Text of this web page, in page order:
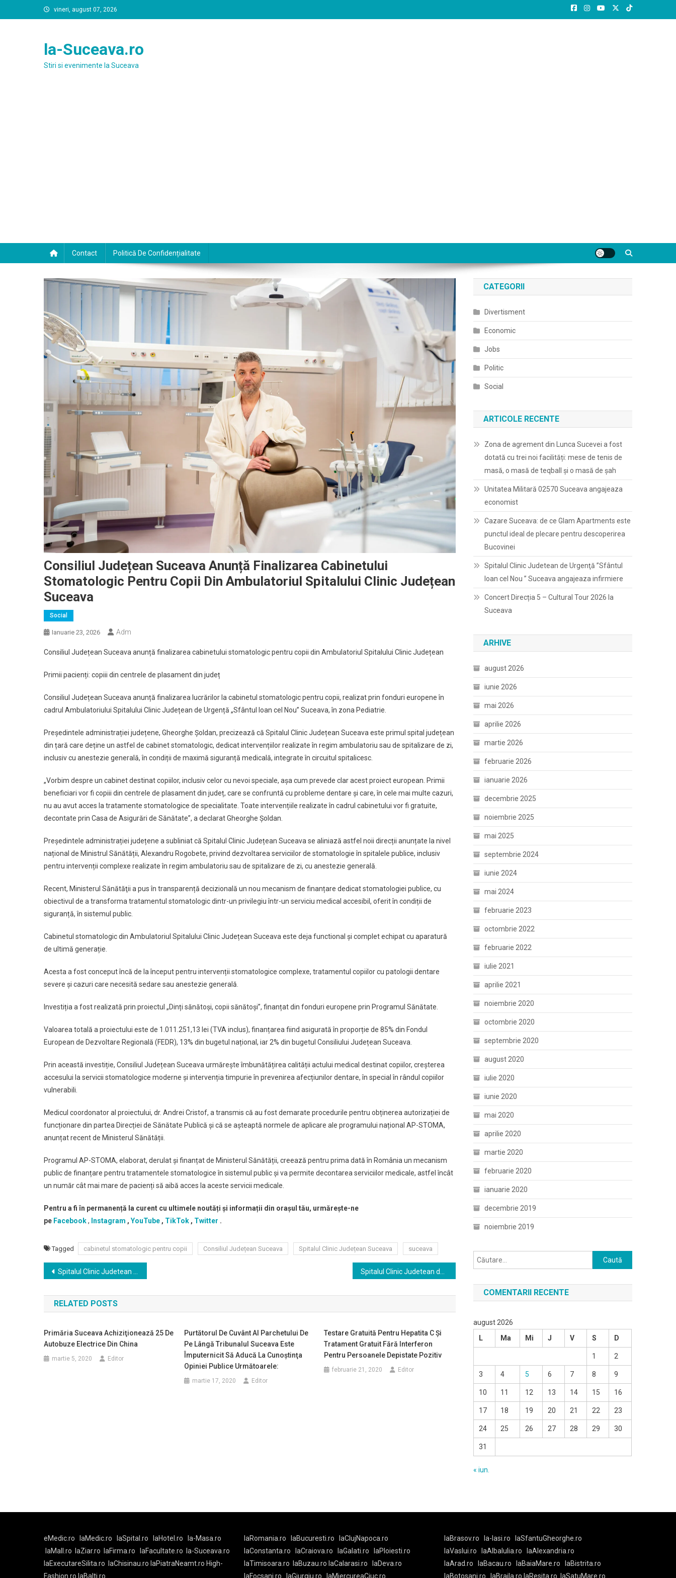
to
vineri, august 07, 2026
la-Suceava.ro
Stiri si evenimente la Suceava
Contact Politică De Confidențialitate
Consiliul Județean Suceava Anunță Finalizarea Cabinetului
Stomatologic Pentru Copii Din Ambulatoriul Spitalului Clinic Județean
Suceava
Social
Ianuarie 23, 2026 Adm
Consiliul Județean Suceava anunță finalizarea cabinetului stomatologic pentru copii din Ambulatoriul Spitalului Clinic Județean
Primii pacienți: copiii din centrele de plasament din județ
Consiliul Județean Suceava anunță finalizarea lucrărilor la cabinetul stomatologic pentru copii, realizat prin fonduri europene în
cadrul Ambulatoriului Spitalului Clinic Județean de Urgență „Sfântul Ioan cel Nou” Suceava, în zona Pediatrie.
Președintele administrației județene, Gheorghe Șoldan, precizează că Spitalul Clinic Județean Suceava este primul spital județean
din țară care deține un astfel de cabinet stomatologic, dedicat intervențiilor realizate în regim ambulatoriu sau de spitalizare de zi,
inclusiv cu anestezie generală, în condiții de maximă siguranță medicală, integrate în circuitul spitalicesc.
„Vorbim despre un cabinet destinat copiilor, inclusiv celor cu nevoi speciale, așa cum prevede clar acest proiect european. Primii
beneficiari vor fi copiii din centrele de plasament din județ, care se confruntă cu probleme dentare și care, în cele mai multe cazuri,
nu au avut acces la tratamente stomatologice de specialitate. Toate intervențiile realizate în cadrul cabinetului vor fi gratuite,
decontate prin Casa de Asigurări de Sănătate”, a declarat Gheorghe Șoldan.
Președintele administrației județene a subliniat că Spitalul Clinic Județean Suceava se aliniază astfel noii direcții anunțate la nivel
național de Ministrul Sănătății, Alexandru Rogobete, privind dezvoltarea serviciilor de stomatologie în spitalele publice, inclusiv
pentru intervenții complexe realizate în regim ambulatoriu sau de spitalizare de zi, cu anestezie generală.
Recent, Ministerul Sănătăţii a pus în transparență decizională un nou mecanism de finanțare dedicat stomatologiei publice, cu
obiectivul de a transforma tratamentul stomatologic dintr-un privilegiu într-un serviciu medical accesibil, oferit în condiții de
siguranță, în sistemul public.
Cabinetul stomatologic din Ambulatoriul Spitalului Clinic Județean Suceava este deja functional și complet echipat cu aparatură
de ultimă generație.
Acesta a fost conceput încă de la început pentru intervenții stomatologice complexe, tratamentul copiilor cu patologii dentare
severe și cazuri care necesită sedare sau anestezie generală.
Investiția a fost realizată prin proiectul „Dinți sănătoși, copii sănătoși”, finanțat din fonduri europene prin Programul Sănătate.
Valoarea totală a proiectului este de 1.011.251,13 lei (TVA inclus), finanțarea fiind asigurată în proporție de 85% din Fondul
European de Dezvoltare Regională (FEDR), 13% din bugetul național, iar 2% din bugetul Consiliului Județean Suceava.
Prin această investiție, Consiliul Județean Suceava urmărește îmbunătățirea calității actului medical destinat copiilor, creșterea
accesului la servicii stomatologice moderne și intervenția timpurie în prevenirea afecțiunilor dentare, în special în rândul copiilor
vulnerabili.
Medicul coordonator al proiectului, dr. Andrei Cristof, a transmis că au fost demarate procedurile pentru obținerea autorizației de
funcționare din partea Direcției de Sănătate Publică și că se așteaptă normele de aplicare ale programului național AP-STOMA,
anunțat recent de Ministerul Sănătății.
Programul AP-STOMA, elaborat, derulat și finanțat de Ministerul Sănătății, creează pentru prima dată în România un mecanism
public de finanțare pentru tratamentele stomatologice în sistemul public și va permite decontarea serviciilor medicale, astfel încât
un număr cât mai mare de pacienți să aibă acces la aceste servicii medicale.
Pentru a fi în permanență la curent cu ultimele noutăți și informații din orașul tău, urmărește-ne
pe Facebook, Instagram , YouTube , TikTok , Twitter .
Tagged cabinetul stomatologic pentru copii Consiliul Județean Suceava Spitalul Clinic Județean Suceava suceava
Navigare
în
articole
Spitalul Clinic Judetean de Urgenţă ”Sfântul Ioan cel Nou ” Suceava angajeaza ingrijitoare si brancardieri
RELATED POSTS
Primăria Suceava Achiziţionează 25 De
Autobuze Electrice Din China
martie 5, 2020 Editor
Purtătorul De Cuvânt Al Parchetului De
Pe Lângă Tribunalul Suceava Este
Împuternicit Să Aducă La Cunoştinţa
Opiniei Publice Următoarele:
martie 17, 2020 Editor
Testare Gratuită Pentru Hepatita C Şi
Tratament Gratuit Fără Interferon
Pentru Persoanele Depistate Pozitiv
februarie 21, 2020 Editor
CATEGORII
Divertisment
Economic
Jobs
Politic
Social
ARTICOLE RECENTE
Zona de agrement din Lunca Sucevei a fost
dotată cu trei noi facilități: mese de tenis de
masă, o masă de teqball și o masă de șah
Unitatea Militară 02570 Suceava angajeaza
economist
Cazare Suceava: de ce Glam Apartments este
punctul ideal de plecare pentru descoperirea
Bucovinei
Spitalul Clinic Judetean de Urgenţă ”Sfântul
Ioan cel Nou ” Suceava angajeaza infirmiere
Concert Direcția 5 – Cultural Tour 2026 la
Suceava
ARHIVE
august 2026
iunie 2026
mai 2026
aprilie 2026
martie 2026
februarie 2026
ianuarie 2026
decembrie 2025
noiembrie 2025
mai 2025
septembrie 2024
iunie 2024
mai 2024
februarie 2023
octombrie 2022
februarie 2022
iulie 2021
aprilie 2021
noiembrie 2020
octombrie 2020
septembrie 2020
august 2020
iulie 2020
iunie 2020
mai 2020
aprilie 2020
martie 2020
februarie 2020
ianuarie 2020
decembrie 2019
noiembrie 2019
Caută
după:
COMENTARII RECENTE
august 2026
L
Ma Mi J V S D
1 2
3 4 5 6 7 8 9
10 11 12 13 14 15 16
17 18 19 20 21 22 23
24 25 26 27 28 29 30
31
« iun.
eMedic.ro laMedic.ro laSpital.ro laHotel.ro
la-Masa.ro
laMall.ro
laZiar.ro laFirma.ro laFacultate.ro
la-Suceava.ro
laExecutareSilita.ro
laChisinau.ro laPiatraNeamt.ro High-
Fashion.ro laBalti.ro
laRomania.ro laBucuresti.ro
laClujNapoca.ro
laConstanta.ro
laCraiova.ro laGalati.ro
laPloiesti.ro
laTimisoara.ro
laBuzau.ro laCalarasi.ro
laDeva.ro
laFocsani.ro
laGiurgiu.ro laMiercureaCiuc.ro
laBrasov.ro la-Iasi.ro
laSfantuGheorghe.ro
laVaslui.ro
laAlbaIulia.ro
laAlexandria.ro
laArad.ro
laBacau.ro laBaiaMare.ro
laBistrita.ro
laBotosani.ro
laBraila.ro laResita.ro laSatuMare.ro